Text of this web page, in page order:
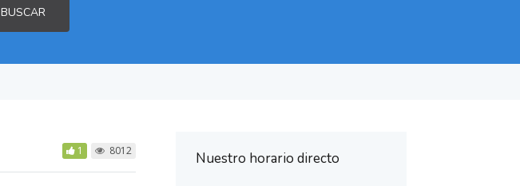
BUSCAR
1 8012 Nuestro horario directo